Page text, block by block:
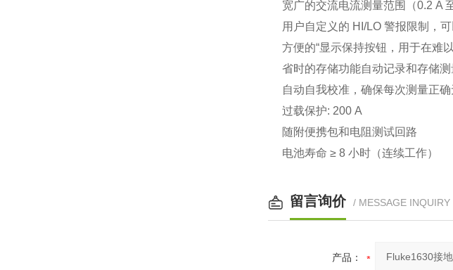
宽广的交流电流测量范围（0.2 A
用户自定义的 HI/LO 警报限制，
方便的“显示保持按钮，用于在难
省时的存储功能自动记录和存储测
自动自我校准，确保每次测量正
过载保护: 200 A
随附便携包和电阻测试回路
电池寿命 ≥ 8 小时（连续工作）
留言询价 / MESSAGE INQUIRY
产品：